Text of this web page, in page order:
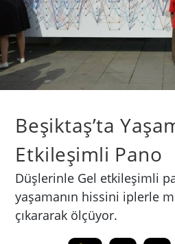
Beşiktaş’ta
Etkileşimli Pano
Düşlerinle Gel etkileşimli
yaşamanın hissini iplerle
çıkararak ölçüyor.